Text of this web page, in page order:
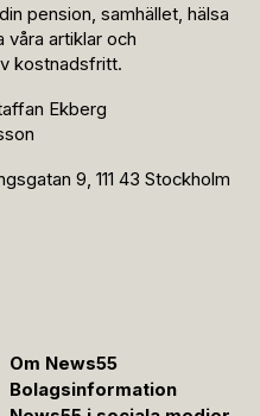
pension, samhället, hälsa
våra artiklar och
kostnadsfritt.
Ekberg
9, 111 43 Stockholm
Om News55
Bolagsinformation